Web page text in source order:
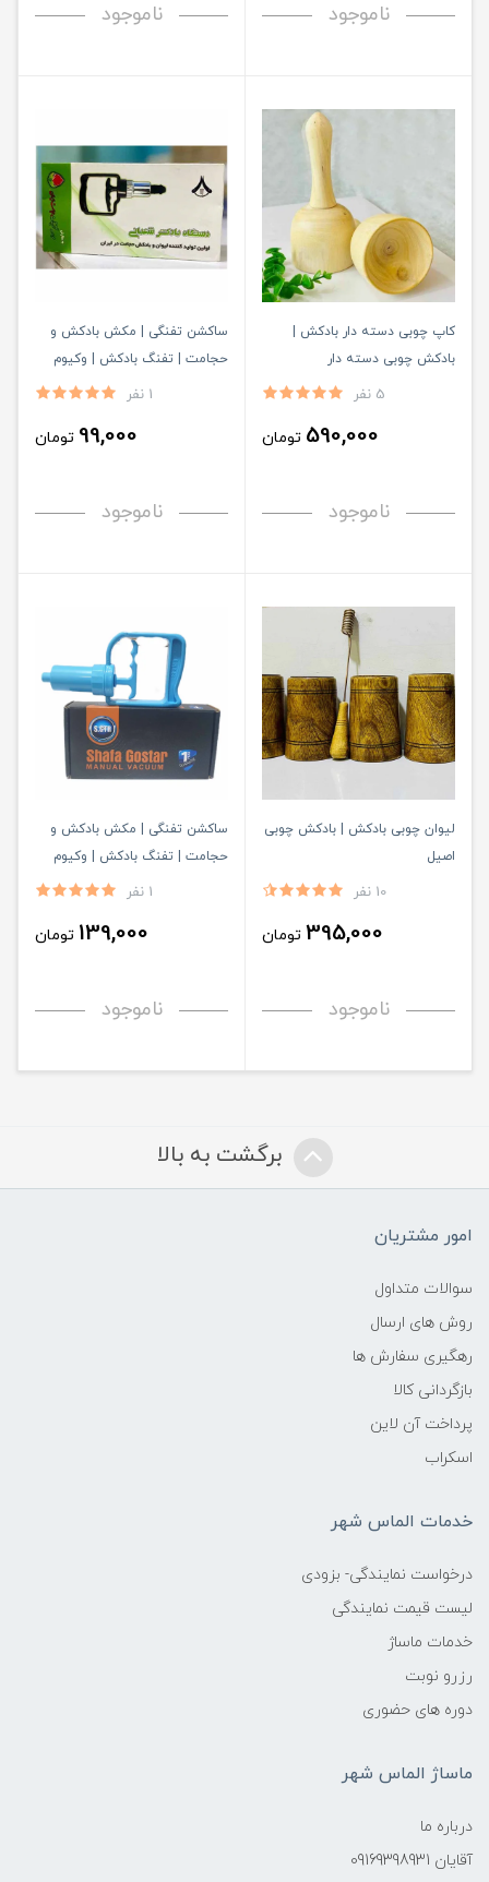
ناموجود ناموجود
کاپ چوبی دسته دار بادکش |
بادکش چوبی دسته دار
5 نفر
590,000 تومان
ناموجود
ساکشن تفنگی | مکش بادکش و
حجامت | تفنگ بادکش | وکیوم
تراپی مدل شعبانی
1 نفر
99,000 تومان
ناموجود
لیوان چوبی بادکش | بادکش چوبی
اصیل
10 نفر
395,000 تومان
ناموجود
ساکشن تفنگی | مکش بادکش و
حجامت | تفنگ بادکش | وکیوم
1 نفر
139,000 تومان
ناموجود
برگشت به بالا
امور مشتریان
سوالات متداول
روش های ارسال
رهگیری سفارش ها
بازگردانی کالا
پرداخت آن لاین
اسکراب
خدمات الماس شهر
درخواست نمایندگی- بزودی
لیست قیمت نمایندگی
خدمات ماساژ
رزرو نوبت
دوره های حضوری
ماساژ الماس شهر
درباره ما
آقایان 09169398931